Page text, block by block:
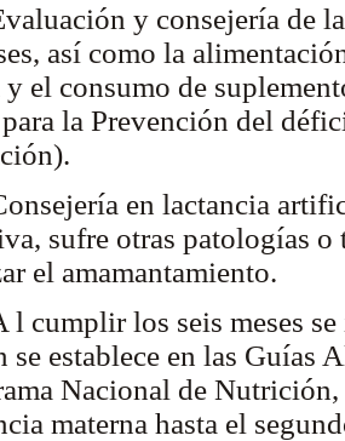
y consejería de
así como la
y el consumo de
la Prevención del
en lactancia
sufre otras patologías
el amamantamiento.
cumplir los seis meses se
se establece en las Guías
Nacional de
materna hasta el